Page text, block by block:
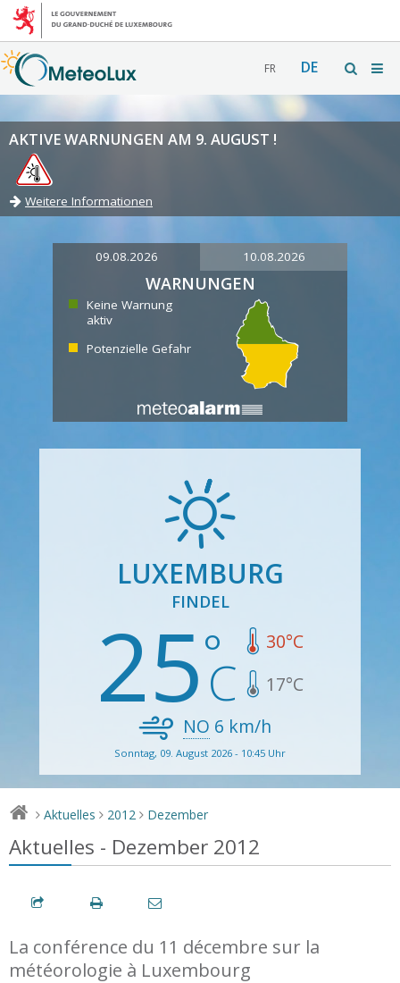
FR DE
AKTIVE WARNUNGEN AM 9. AUGUST !
Weitere Informationen
09.08.2026 10.08.2026
WARNUNGEN
Keine Warnung
aktiv
Potenzielle Gefahr
LUXEMBURG
FINDEL
25 30°C
17°C
NO 6 km/h
Sonntag, 09. August 2026 - 10:45 Uhr
> Aktuelles > 2012 > Dezember
Aktuelles - Dezember 2012
La conférence du 11 décembre sur la
météorologie à Luxembourg